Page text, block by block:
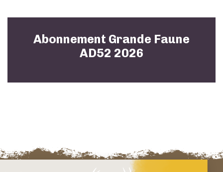
Abonnement Grande Faune
AD52 2026